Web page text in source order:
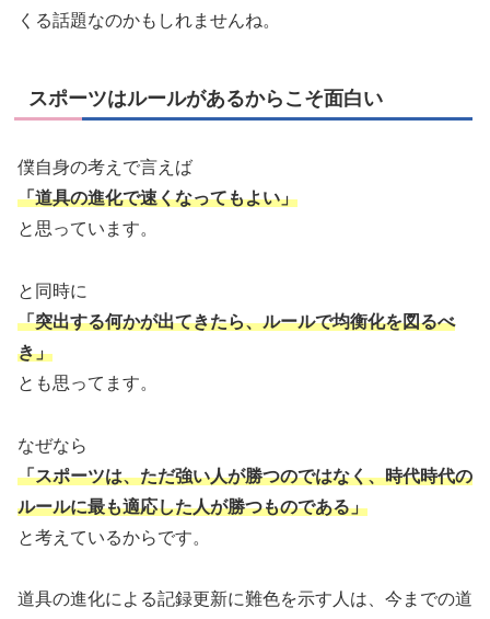
くる話題なのかもしれませんね。
スポーツはルールがあるからこそ面白い
僕自身の考えで言えば
「道具の進化で速くなってもよい」
と思っています。
と同時に
「突出する何かが出てきたら、ルールで均衡化を図るべ
き」
とも思ってます。
なぜなら
「スポーツは、ただ強い人が勝つのではなく、時代時代の
ルールに最も適応した人が勝つものである」
と考えているからです。
道具の進化による記録更新に難色を示す人は、今までの道